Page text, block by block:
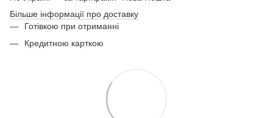
Більше інформації про доставку
Готівкою при отриманні
Кредитною карткою